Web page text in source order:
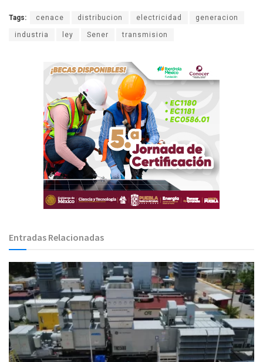
Tags: cenace distribucion electricidad generacion
industria ley Sener transmision
Entradas Relacionadas